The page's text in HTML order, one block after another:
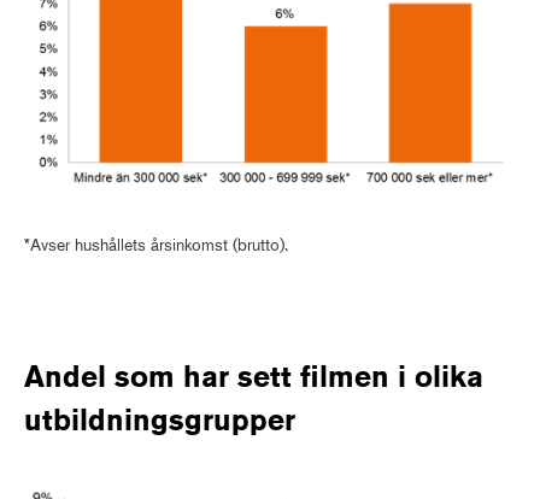
*Avser hushållets årsinkomst (brutto).
Andel som har sett filmen i olika
utbildningsgrupper